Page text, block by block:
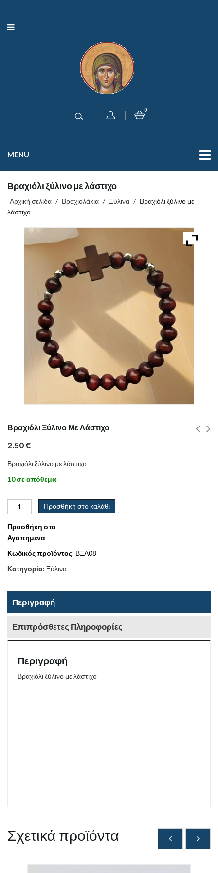
0
MENU
Βραχιόλι ξύλινο με λάστιχο
Αρχική σελίδα / Βραχιολάκια / Ξύλινα / Βραχιόλι ξύλινο με
λάστιχο
Βραχιόλι Ξύλινο Με Λάστιχο
2.50€
Βραχιόλι ξύλινο με λάστιχο
10 σε απόθεμα
Προσθήκη στο καλάθι
Προσθήκη στα
Αγαπημένα
Κωδικός προϊόντος: ΒΞΑ08
Κατηγορία: Ξύλινα
Περιγραφή
Επιπρόσθετες Πληροφορίες
Περιγραφή
Βραχιόλι ξύλινο με λάστιχο
Σχετικά προϊόντα